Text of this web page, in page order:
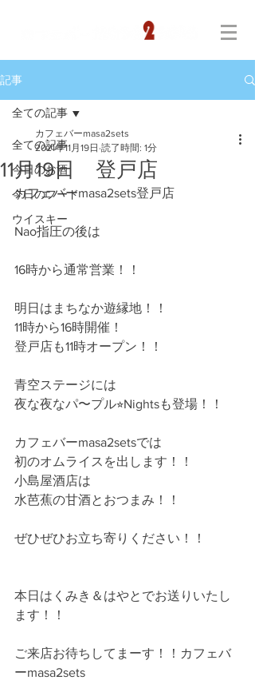
記事
全ての記事
今日のお酒
今日のフード
ウイスキー
全ての記事
11月19日 登戸店
カフェバーmasa2sets
2021年11月19日 読了時間: 1分
カフェバーmasa2sets登戸店
Nao指圧の後は
16時から通常営業！！
明日はまちなか遊縁地！！
11時から16時開催！
登戸店も11時オープン！！
青空ステージには
夜な夜なパ〜プル⭐︎Nightsも登場！！
カフェバーmasa2setsでは
初のオムライスを出します！！
小島屋酒店は
水芭蕉の甘酒とおつまみ！！
ぜひぜひお立ち寄りください！！
本日はくみき＆はやとでお送りいたし
ます！！
ご来店お待ちしてまーす！！カフェバ
ーmasa2sets